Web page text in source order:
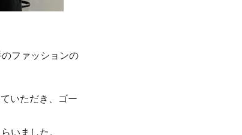
ファッションの
いただき、ゴー